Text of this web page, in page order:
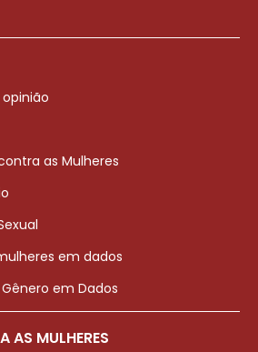
as Mulheres
em dados
em Dados
AS MULHERES